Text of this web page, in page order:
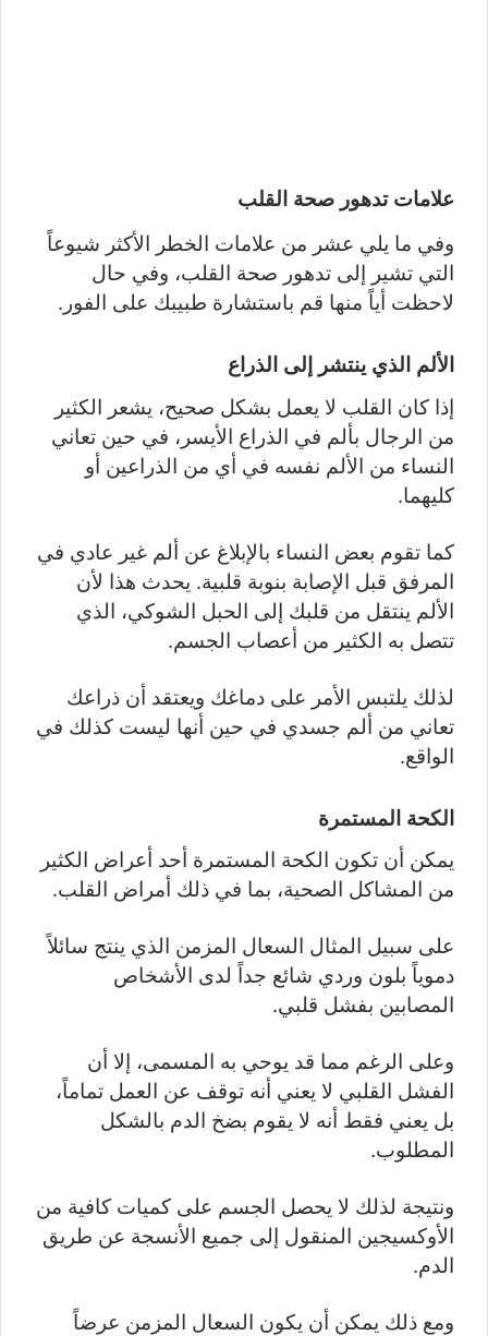
علامات تدهور صحة القلب
وفي ما يلي عشر من علامات الخطر الأكثر شيوعاً
التي تشير إلى تدهور صحة القلب، وفي حال
لاحظت أياً منها قم باستشارة طبيبك على الفور.
الألم الذي ينتشر إلى الذراع
إذا كان القلب لا يعمل بشكل صحيح، يشعر الكثير
من الرجال بألم في الذراع الأيسر، في حين تعاني
النساء من الألم نفسه في أي من الذراعين أو
كليهما.
كما تقوم بعض النساء بالإبلاغ عن ألم غير عادي في
المرفق قبل الإصابة بنوبة قلبية. يحدث هذا لأن
الألم ينتقل من قلبك إلى الحبل الشوكي، الذي
تتصل به الكثير من أعصاب الجسم.
لذلك يلتبس الأمر على دماغك ويعتقد أن ذراعك
تعاني من ألم جسدي في حين أنها ليست كذلك في
الواقع.
الكحة المستمرة
يمكن أن تكون الكحة المستمرة أحد أعراض الكثير
من المشاكل الصحية، بما في ذلك أمراض القلب.
على سبيل المثال السعال المزمن الذي ينتج سائلاً
دموياً بلون وردي شائع جداً لدى الأشخاص
المصابين بفشل قلبي.
وعلى الرغم مما قد يوحي به المسمى، إلا أن
الفشل القلبي لا يعني أنه توقف عن العمل تماماً،
بل يعني فقط أنه لا يقوم بضخ الدم بالشكل
المطلوب.
ونتيجة لذلك لا يحصل الجسم على كميات كافية من
الأوكسيجين المنقول إلى جميع الأنسجة عن طريق
الدم.
ومع ذلك يمكن أن يكون السعال المزمن عرضاً